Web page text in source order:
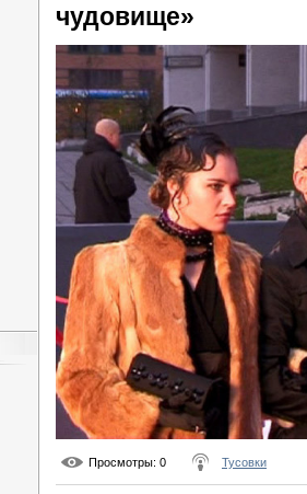
чудовище»
Просмотры: 0 Тусовки